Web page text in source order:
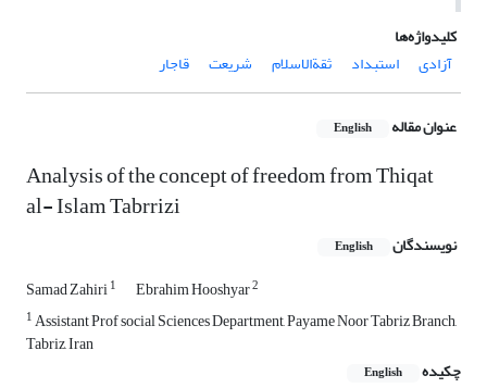
کلیدواژه‌ها
آزادی
استبداد ثقة‌الاسلام شریعت قاجار
عنوان مقاله English
Analysis of the concept of freedom from Thiqat
al- Islam Tabrrizi
نویسندگان English
Samad Zahiri1 Ebrahim Hooshyar2
1Assistant Prof social Sciences Department, Payame Noor Tabriz Branch,
Tabriz, Iran
چکیده
English